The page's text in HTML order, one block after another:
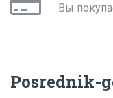
Вы
Posrednik-